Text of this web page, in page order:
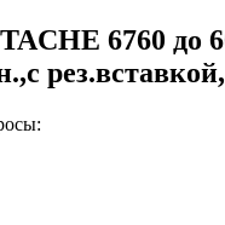
6760 до